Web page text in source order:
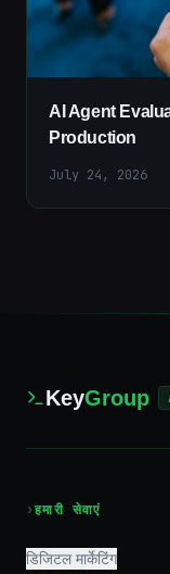
AI Agent
Production
July 24, 2026
KeyGroup
›हमारी सेवाएं
डिजिटल मार्केटिंग